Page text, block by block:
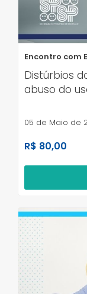
Encontro com
Distúrbios
abuso do
05 de Maio de
R$ 80,00